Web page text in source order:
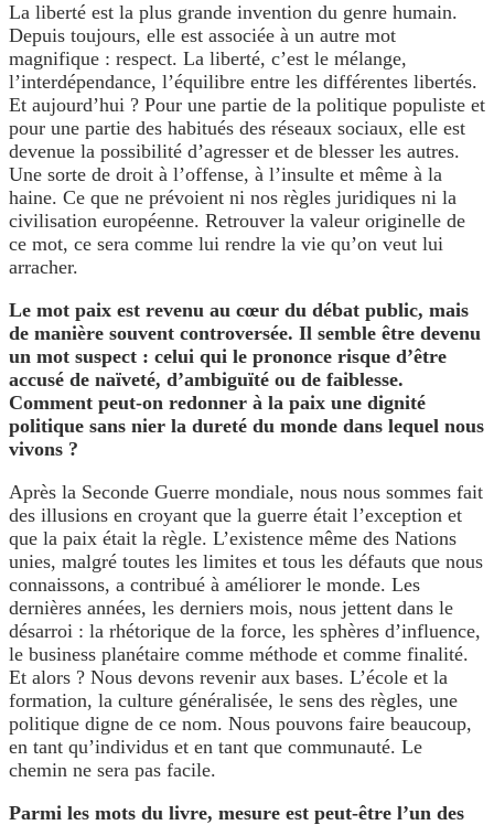
La liberté est la plus grande invention du genre humain.
Depuis toujours, elle est associée à un autre mot
magnifique : respect. La liberté, c’est le mélange,
l’interdépendance, l’équilibre entre les différentes libertés.
Et aujourd’hui ? Pour une partie de la politique populiste et
pour une partie des habitués des réseaux sociaux, elle est
devenue la possibilité d’agresser et de blesser les autres.
Une sorte de droit à l’offense, à l’insulte et même à la
haine. Ce que ne prévoient ni nos règles juridiques ni la
civilisation européenne. Retrouver la valeur originelle de
ce mot, ce sera comme lui rendre la vie qu’on veut lui
arracher.
Le mot paix est revenu au cœur du débat public, mais
de manière souvent controversée. Il semble être devenu
un mot suspect : celui qui le prononce risque d’être
accusé de naïveté, d’ambiguïté ou de faiblesse.
Comment peut-on redonner à la paix une dignité
politique sans nier la dureté du monde dans lequel nous
vivons ?
Après la Seconde Guerre mondiale, nous nous sommes fait
des illusions en croyant que la guerre était l’exception et
que la paix était la règle. L’existence même des Nations
unies, malgré toutes les limites et tous les défauts que nous
connaissons, a contribué à améliorer le monde. Les
dernières années, les derniers mois, nous jettent dans le
désarroi : la rhétorique de la force, les sphères d’influence,
le business planétaire comme méthode et comme finalité.
Et alors ? Nous devons revenir aux bases. L’école et la
formation, la culture généralisée, le sens des règles, une
politique digne de ce nom. Nous pouvons faire beaucoup,
en tant qu’individus et en tant que communauté. Le
chemin ne sera pas facile.
Parmi les mots du livre, mesure est peut-être l’un des